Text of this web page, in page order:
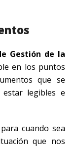
Gestión de la
en los puntos
que se
legibles e
cuando sea
que nos